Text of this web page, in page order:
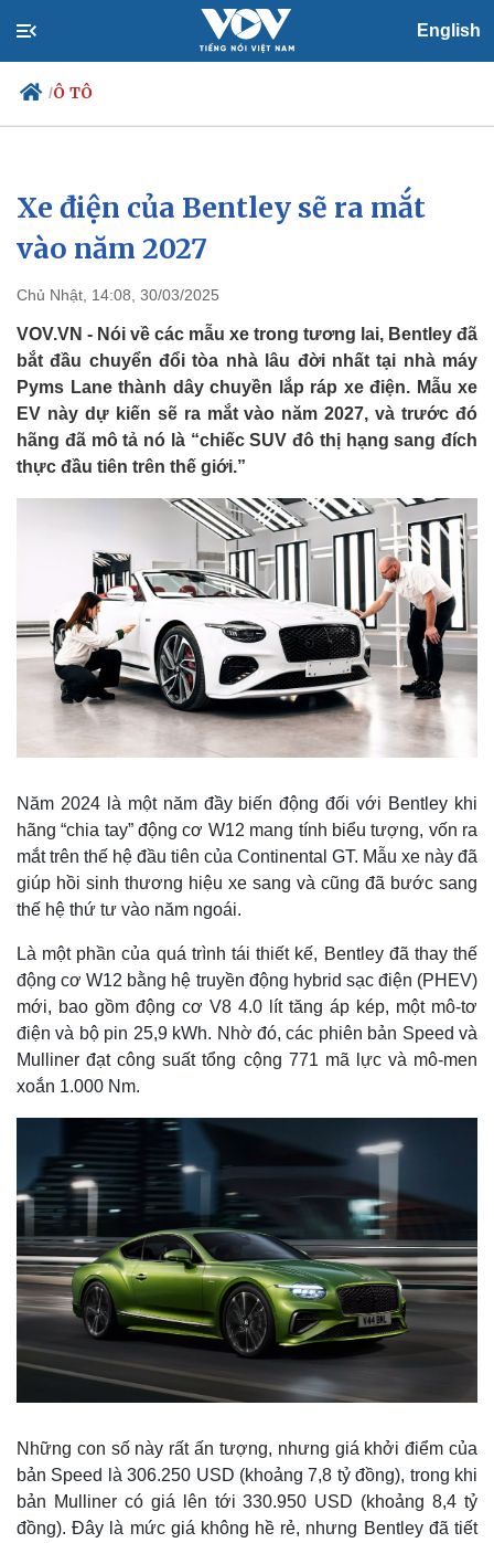
English
/Ô TÔ
Chính trị
Đảng
Tổ chức nhân sự
Nhận diện sự thật
Xã hội
Việc làm
Biển đảo
Xe điện của Bentley sẽ ra mắt
vào năm 2027
Chủ Nhật, 14:08, 30/03/2025
VOV.VN - Nói về các mẫu xe trong tương lai, Bentley đã
bắt đầu chuyển đổi tòa nhà lâu đời nhất tại nhà máy
Pyms Lane thành dây chuyền lắp ráp xe điện. Mẫu xe
EV này dự kiến sẽ ra mắt vào năm 2027, và trước đó
hãng đã mô tả nó là “chiếc SUV đô thị hạng sang đích
thực đầu tiên trên thế giới.”
Năm 2024 là một năm đầy biến động đối với Bentley khi
hãng “chia tay” động cơ W12 mang tính biểu tượng, vốn ra
mắt trên thế hệ đầu tiên của Continental GT. Mẫu xe này đã
giúp hồi sinh thương hiệu xe sang và cũng đã bước sang
thế hệ thứ tư vào năm ngoái.
Là một phần của quá trình tái thiết kế, Bentley đã thay thế
động cơ W12 bằng hệ truyền động hybrid sạc điện (PHEV)
mới, bao gồm động cơ V8 4.0 lít tăng áp kép, một mô-tơ
điện và bộ pin 25,9 kWh. Nhờ đó, các phiên bản Speed và
Mulliner đạt công suất tổng cộng 771 mã lực và mô-men
xoắn 1.000 Nm.
Những con số này rất ấn tượng, nhưng giá khởi điểm của
bản Speed là 306.250 USD (khoảng 7,8 tỷ đồng), trong khi
bản Mulliner có giá lên tới 330.950 USD (khoảng 8,4 tỷ
đồng). Đây là mức giá không hề rẻ, nhưng Bentley đã tiết